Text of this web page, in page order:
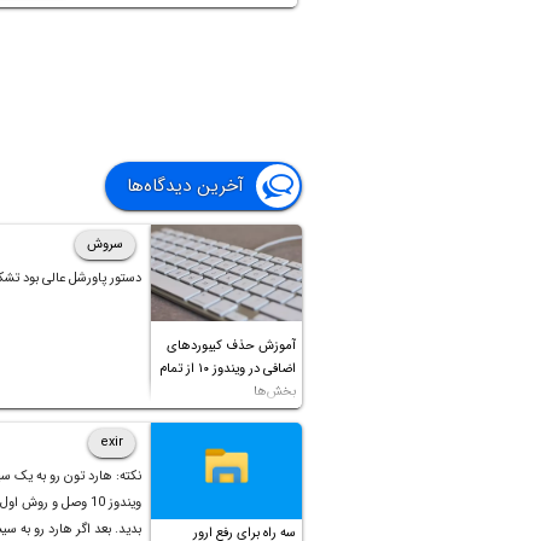
آخرین دیدگاه‌ها
آموزش حذف کیبوردهای
اضافی در ویندوز ۱۰ از تمام
بخش‌ها
سروش
دستور پاورشل عالی بود
سه راه برای رفع ارور
exir
نکته: هارد تون رو به یک
ویندوز 10 وصل و روش
بدید. بعد اگر هارد رو به